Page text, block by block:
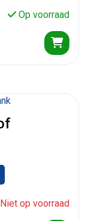
Op voorraad
Niet op voorraad